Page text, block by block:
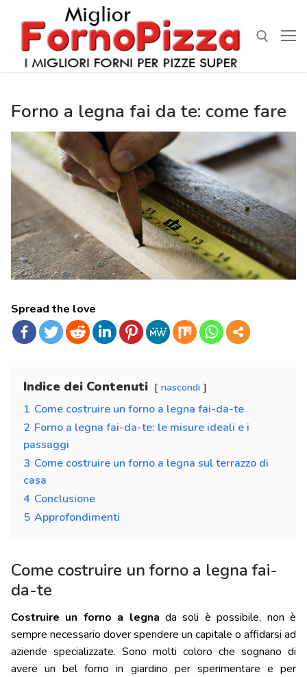
contenuto
Forno a legna fai da te: come fare
Spread the love
Indice dei Contenuti nascondi
1 Come costruire un forno a legna fai-da-te
2 Forno a legna fai-da-te: le misure ideali e i
passaggi
3 Come costruire un forno a legna sul terrazzo di
casa
4 Conclusione
5 Approfondimenti
Come costruire un forno a legna fai-
da-te
Costruire un forno a legna da soli è possibile, non è
sempre necessario dover spendere un capitale o affidarsi ad
aziende specializzate. Sono molti coloro che sognano di
avere un bel forno in giardino per sperimentare e per